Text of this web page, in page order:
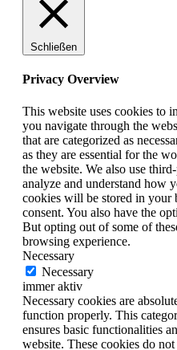
Schließen
Privacy Overview
This website uses cookies to
you navigate through the
that are categorized as
as they are essential for the
the website. We also use
analyze and understand how
cookies will be stored in
consent. You also have the
But opting out of some of
browsing experience.
Necessary
Necessary
immer aktiv
Necessary cookies are
function properly. This
ensures basic functionalities
website. These cookies do